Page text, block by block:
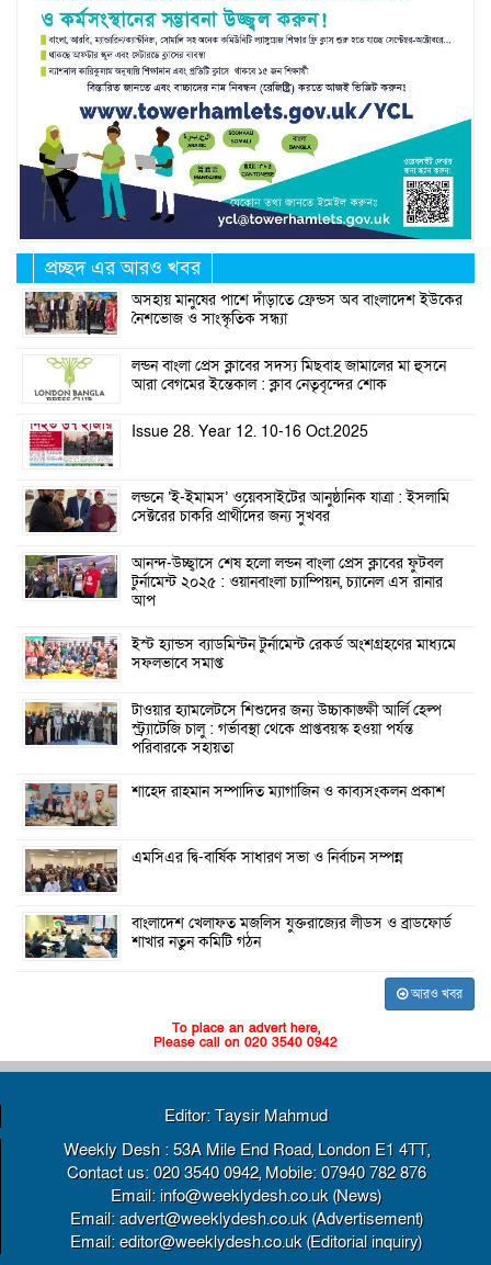
প্রচ্ছদ এর আরও খবর
অসহায় মানুষের পাশে দাঁড়াতে ফ্রেন্ডস অব বাংলাদেশ ইউকের
নৈশভোজ ও সাংস্কৃতিক সন্ধ্যা
লন্ডন বাংলা প্রেস ক্লাবের সদস্য মিছবাহ জামালের মা হুসনে
আরা বেগমের ইন্তেকাল : ক্লাব নেতৃবৃন্দের শোক
Issue 28. Year 12. 10-16 Oct.2025
লন্ডনে ‘ই-ইমামস’ ওয়েবসাইটের আনুষ্ঠানিক যাত্রা : ইসলামি
সেক্টরের চাকরি প্রার্থীদের জন্য সুখবর
আনন্দ-উচ্ছ্বাসে শেষ হলো লন্ডন বাংলা প্রেস ক্লাবের ফুটবল
টুর্নামেন্ট ২০২৫ : ওয়ানবাংলা চ্যাম্পিয়ন, চ্যানেল এস রানার
আপ
ইস্ট হ্যান্ডস ব্যাডমিন্টন টুর্নামেন্ট রেকর্ড অংশগ্রহণের মাধ্যমে
সফলভাবে সমাপ্ত
টাওয়ার হ্যামলেটসে শিশুদের জন্য উচ্চাকাঙ্ক্ষী আর্লি হেল্প
স্ট্র্যাটেজি চালু : গর্ভাবস্থা থেকে প্রাপ্তবয়স্ক হওয়া পর্যন্ত
পরিবারকে সহায়তা
শাহেদ রাহমান সম্পাদিত ম্যাগাজিন ও কাব্যসংকলন প্রকাশ
এমসিএর দ্বি-বার্ষিক সাধারণ সভা ও নির্বাচন সম্পন্ন
বাংলাদেশ খেলাফত মজলিস যুক্তরাজ্যের লীডস ও ব্রাডফোর্ড
শাখার নতুন কমিটি গঠন
আরও খবর
To place an advert here,
Please call on 020 3540 0942
Editor: Taysir Mahmud
Weekly Desh : 53A Mile End Road, London E1 4TT,
Contact us: 020 3540 0942, Mobile: 07940 782 876
Email: info@weeklydesh.co.uk (News)
Email: advert@weeklydesh.co.uk (Advertisement)
Email: editor@weeklydesh.co.uk (Editorial inquiry)